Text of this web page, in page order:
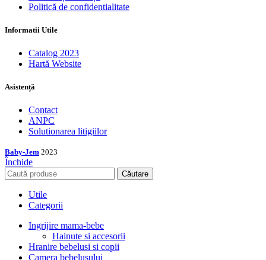
Politică de confidentialitate
Informatii Utile
Catalog 2023
Hartă Website
Asistență
Contact
ANPC
Solutionarea litigiilor
Baby-Jem 2023
Închide
Căutare
Utile
Categorii
Ingrijire mama-bebe
Hainute si accesorii
Hranire bebelusi si copii
Camera bebelusului